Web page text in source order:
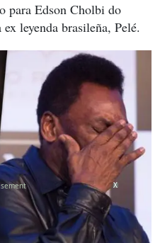
para Edson Cholbi do
leyenda brasileña, Pelé.
X